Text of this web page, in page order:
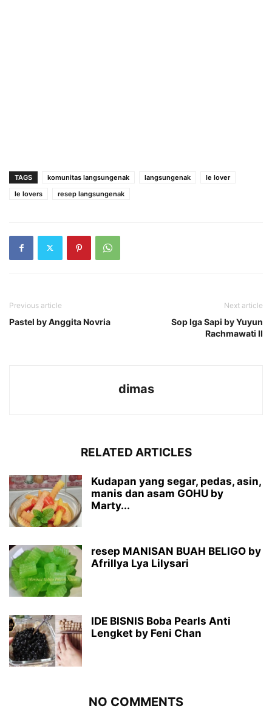
TAGS komunitas langsungenak langsungenak
le lover
le lovers
resep langsungenak
Previous article
Pastel by Anggita Novria
Next article
Sop Iga Sapi by Yuyun
Rachmawati II
dimas
RELATED ARTICLES
Kudapan yang segar, pedas, asin,
manis dan asam GOHU by
Marty...
resep MANISAN BUAH BELIGO by
Afrillya Lya Lilysari
IDE BISNIS Boba Pearls Anti
Lengket by Feni Chan
NO COMMENTS